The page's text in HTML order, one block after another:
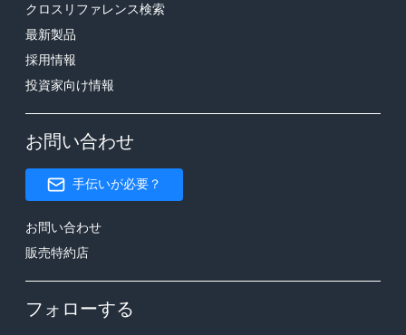
クロスリファレンス検索
最新製品
採用情報
投資家向け情報
お問い合わせ
手伝いが必要？
お問い合わせ
販売特約店
フォローする